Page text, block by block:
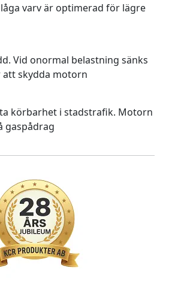
varv är optimerad för lägre
Vid onormal belastning sänks
skydda motorn
körbarhet i stadstrafik. Motorn
gaspådrag